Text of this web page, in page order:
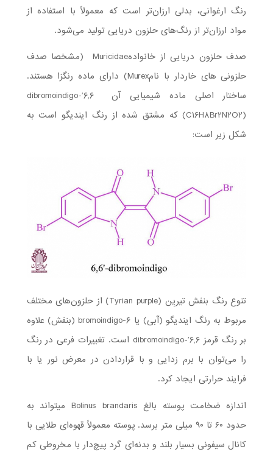
رنگ ارغوانی، بدلی ارزان‌تر است که معمولاً با استفاده از
مواد ارزان‌تر از رنگ‌های حلزون دریایی تولید می‌شود.
صدف حلزون دریایی از خانوادهMuricidae (مشخصا صدف
حلزونی های خاردار با نامMurex) دارای ماده رنگزا هستند.
ساختار اصلی ماده شیمیایی آن ۶,۶′-dibromoindigo
(C16H8Br2N2O2) که مشتق شده از رنگ ایندیگو است به
شکل زیر است:
تنوع رنگ بنفش تیریِن (Tyrian purple) از حلزون‌های مختلف
مربوط به رنگ ایندیگو (آبی) یا ۶-bromoindigo (بنفش) علاوه
بر رنگ قرمز ۶,۶′-dibromoindigo است. تغییرات فرعی در رنگ
را می‌توان با برم زدایی و با قراردادن در معرض نور یا با
فرایند حرارتی ایجاد کرد.
اندازه ضخامت پوسته بالغ Bolinus brandaris می­تواند به
حدود ۶۰ تا ۹۰ میلی متر برسد. پوسته معمولاً قهوه‌ای طلایی با
کانال سیفونی بسیار بلند و بدنه‌ای گرد پیچ‌دار با مخروطی کم